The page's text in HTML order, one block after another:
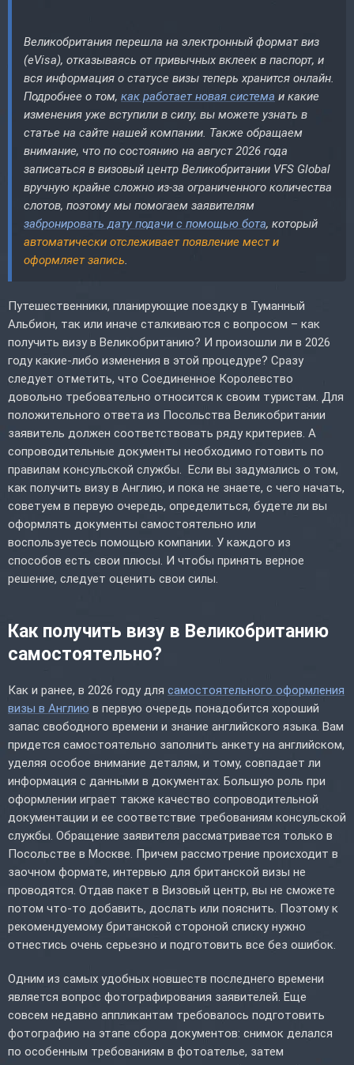
Великобритания перешла на электронный формат виз
(eVisa), отказываясь от привычных вклеек в паспорт, и
вся информация о статусе визы теперь хранится онлайн.
Подробнее о том, как работает новая система и какие
изменения уже вступили в силу, вы можете узнать в
статье на сайте нашей компании. Также обращаем
внимание, что по состоянию на август 2026 года
записаться в визовый центр Великобритании VFS Global
вручную крайне сложно из-за ограниченного количества
слотов, поэтому мы помогаем заявителям
забронировать дату подачи с помощью бота, который
автоматически отслеживает появление мест и
оформляет запись
Путешественники, планирующие поездку в Туманный
Альбион, так или иначе сталкиваются с вопросом – как
получить визу в Великобританию? И произошли ли в 2026
году какие-либо изменения в этой процедуре? Сразу
следует отметить, что Соединенное Королевство
довольно требовательно относится к своим туристам. Для
положительного ответа из Посольства Великобритании
заявитель должен соответствовать ряду критериев. А
сопроводительные документы необходимо готовить по
правилам консульской службы. Если вы задумались о том,
как получить визу в Англию, и пока не знаете, с чего начать,
советуем в первую очередь, определиться, будете ли вы
оформлять документы самостоятельно или
воспользуетесь помощью компании. У каждого из
способов есть свои плюсы. И чтобы принять верное
решение, следует оценить свои силы.
Как получить визу в Великобританию
самостоятельно?
Как и ранее, в 2026 году для самостоятельного оформления
визы в Англию в первую очередь понадобится хороший
запас свободного времени и знание английского языка. Вам
придется самостоятельно заполнить анкету на английском,
уделяя особое внимание деталям, и тому, совпадает ли
информация с данными в документах. Большую роль при
оформлении играет также качество сопроводительной
документации и ее соответствие требованиям консульской
службы. Обращение заявителя рассматривается только в
Посольстве в Москве. Причем рассмотрение происходит в
заочном формате, интервью для британской визы не
проводятся. Отдав пакет в Визовый центр, вы не сможете
потом что-то добавить, дослать или пояснить. Поэтому к
рекомендуемому британской стороной списку нужно
отнестись очень серьезно и подготовить все без ошибок.
Одним из самых удобных новшеств последнего времени
является вопрос фотографирования заявителей. Еще
совсем недавно аппликантам требовалось подготовить
фотографию на этапе сбора документов: снимок делался
по особенным требованиям в фотоателье, затем